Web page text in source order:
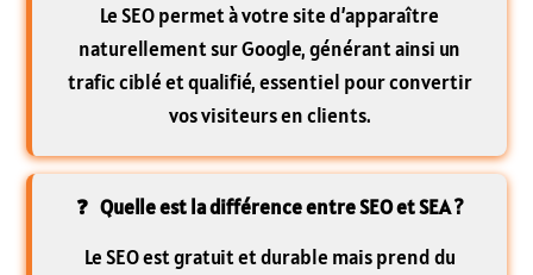
Le SEO permet à votre site d’apparaître
naturellement sur Google, générant ainsi un
trafic ciblé et qualifié, essentiel pour convertir
vos visiteurs en clients.
Quelle est la différence entre SEO et SEA ?
Le SEO est gratuit et durable mais prend du